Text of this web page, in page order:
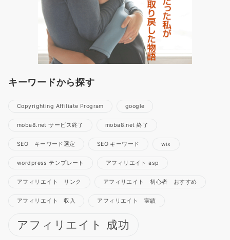
キーワードから探す
Copyrighting Affiliate Program google
moba8.net サービス終了 moba8.net 終了
SEO キーワード選定 SEO キーワード wix
wordpress テンプレート アフィリエイト asp
アフィリエイト リンク アフィリエイト 初心者 おすすめ
アフィリエイト 収入 アフィリエイト 実績
アフィリエイト 成功